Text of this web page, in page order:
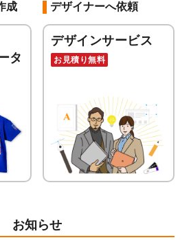
成
タ
デザイナーへ依頼
デザインサービス
お見積り無料
お知らせ